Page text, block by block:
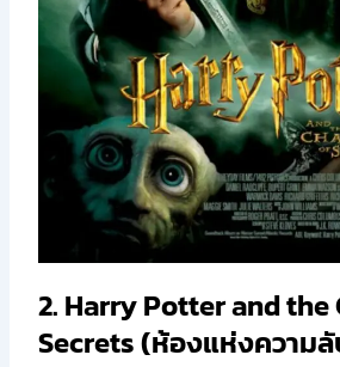
2. Harry Potter and the
Secrets (ห้องแห่งความ